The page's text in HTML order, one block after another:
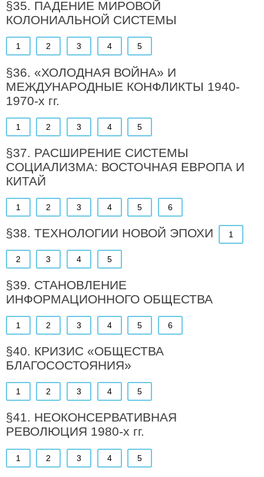
§35. ПАДЕНИЕ МИРОВОЙ
КОЛОНИАЛЬНОЙ СИСТЕМЫ
1 2 3 4 5
§36. «ХОЛОДНАЯ ВОЙНА» И
МЕЖДУНАРОДНЫЕ КОНФЛИКТЫ 1940-
1970-х гг.
1 2 3 4 5
§37. РАСШИРЕНИЕ СИСТЕМЫ
СОЦИАЛИЗМА: ВОСТОЧНАЯ ЕВРОПА И
КИТАЙ
1 2 3 4 5 6
§38. ТЕХНОЛОГИИ НОВОЙ ЭПОХИ 1
2 3 4 5
§39. СТАНОВЛЕНИЕ
ИНФОРМАЦИОННОГО ОБЩЕСТВА
1 2 3 4 5 6
§40. КРИЗИС «ОБЩЕСТВА
БЛАГОСОСТОЯНИЯ»
1 2 3 4 5
§41. НЕОКОНСЕРВАТИВНАЯ
РЕВОЛЮЦИЯ 1980-х гг.
1 2 3 4 5